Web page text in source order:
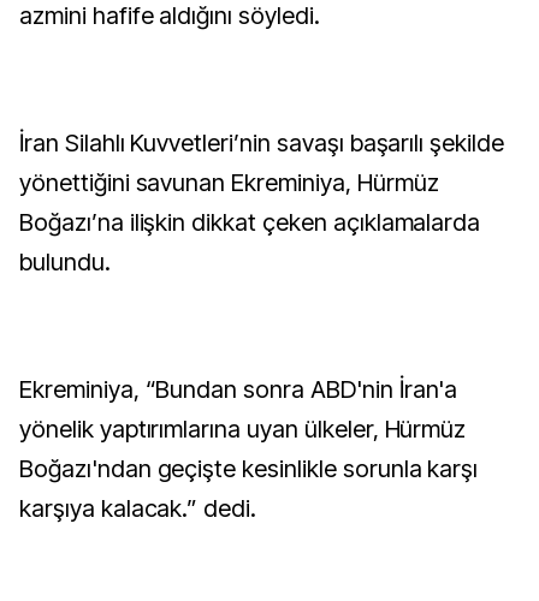
azmini hafife aldığını söyledi.
İran Silahlı Kuvvetleri’nin savaşı başarılı şekilde
yönettiğini savunan Ekreminiya, Hürmüz
Boğazı’na ilişkin dikkat çeken açıklamalarda
bulundu.
Ekreminiya, “Bundan sonra ABD'nin İran'a
yönelik yaptırımlarına uyan ülkeler, Hürmüz
Boğazı'ndan geçişte kesinlikle sorunla karşı
karşıya kalacak.” dedi.